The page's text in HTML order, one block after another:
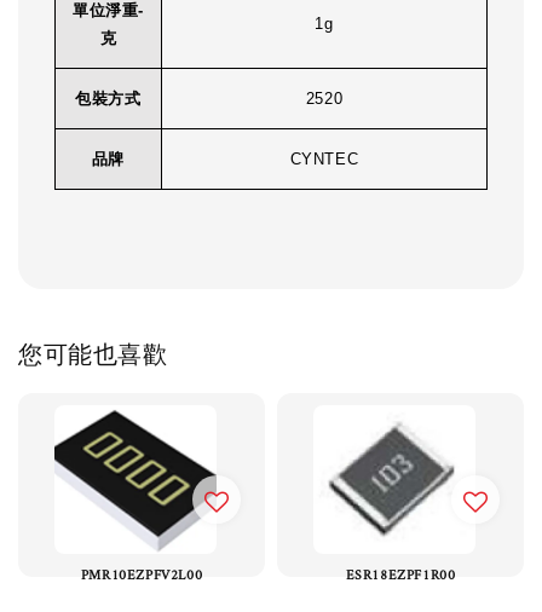
單位淨重-
克
1g
包裝方式 2520
品牌 CYNTEC
您可能也喜歡
PMR10EZPFV2L00 ESR18EZPF1R00